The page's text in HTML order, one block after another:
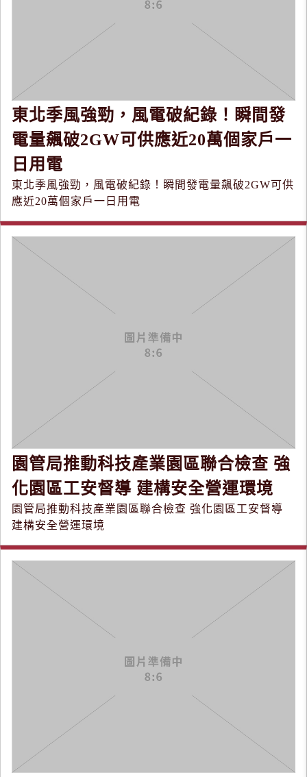
東北季風強勁，風電破紀錄！瞬間發
電量飆破2GW可供應近20萬個家戶一
日用電
東北季風強勁，風電破紀錄！瞬間發電量飆破2GW可供
應近20萬個家戶一日用電
園管局推動科技產業園區聯合檢查 強
化園區工安督導 建構安全營運環境
園管局推動科技產業園區聯合檢查 強化園區工安督導
建構安全營運環境